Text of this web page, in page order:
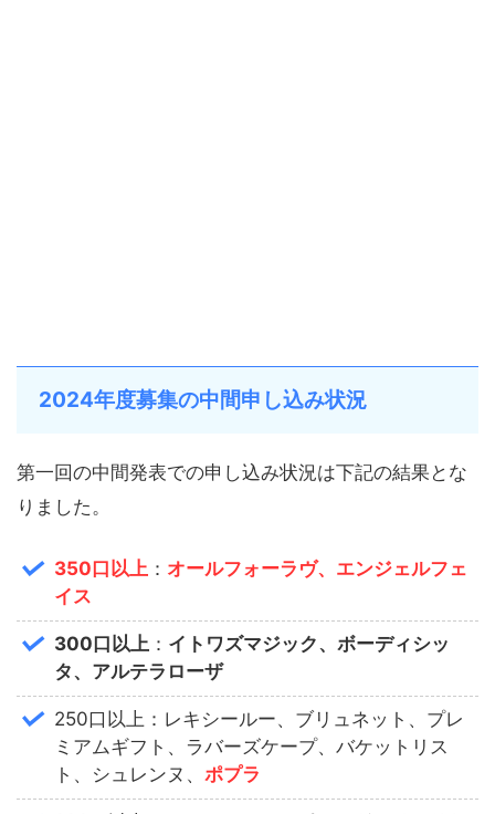
2024年度募集の中間申し込み状況
第一回の中間発表での申し込み状況は下記の結果とな
りました。
350口以上 ： オールフォーラヴ、エンジェルフェ
イス
300口以上 ： イトワズマジック、ボーディシッ
タ、アルテラローザ
250口以上：レキシールー、ブリュネット、プレ
ミアムギフト、ラバーズケープ、バケットリス
ト、シュレンヌ、 ポプラ